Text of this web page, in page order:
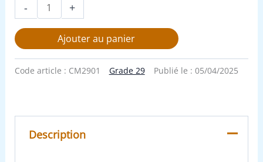
- +
Ajouter au panier
Code article : CM2901 Grade 29 Publié le : 05/04/2025
Description